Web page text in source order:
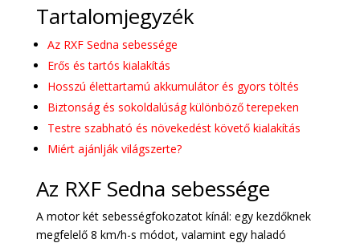
Tartalomjegyzék
Az RXF Sedna sebessége
Erős és tartós kialakítás
Hosszú élettartamú akkumulátor és gyors töltés
Biztonság és sokoldalúság különböző terepeken
Testre szabható és növekedést követő kialakítás
Miért ajánlják világszerte?
Az RXF Sedna sebessége
A motor két sebességfokozatot kínál: egy kezdőknek
megfelelő 8 km/h-s módot, valamint egy haladó